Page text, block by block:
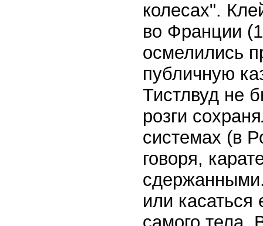
колесах".
во Франции
осмелились
публичную
Тистлвуд не
розги
системах (в
говоря,
или